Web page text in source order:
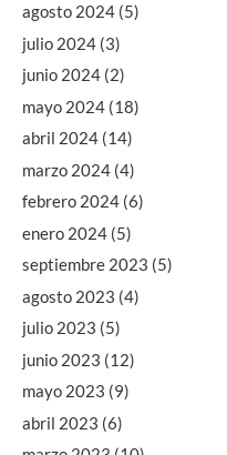
agosto 2024 (5)
julio 2024 (3)
junio 2024 (2)
mayo 2024 (18)
abril 2024 (14)
marzo 2024 (4)
febrero 2024 (6)
enero 2024 (5)
septiembre 2023 (5)
agosto 2023 (4)
julio 2023 (5)
junio 2023 (12)
mayo 2023 (9)
abril 2023 (6)